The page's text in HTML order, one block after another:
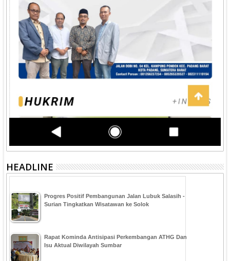
HEADLINE
Progres Positif Pembangunan Jalan Lubuk Salasih -
Surian Tingkatkan Wisatawan ke Solok
Rapat Kominda Antisipasi Perkembangan ATHG Dan
Isu Aktual Diwilayah Sumbar